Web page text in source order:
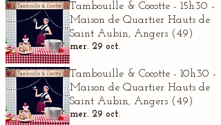
Tambouille & Cocotte - 15h30 -
Maison de Quartier Hauts de
Saint Aubin, Angers (49)
mer. 29 oct.
Tambouille & Cocotte - 10h30 -
Maison de Quartier Hauts de
Saint Aubin, Angers (49)
mer. 29 oct.